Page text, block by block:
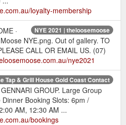
loyalty-membership
NYE 2021 | theloosemoose
·
NYE.png. Out of gallery. TO
CALL OR EMAIL US. (07)
nye2021
Tap & Grill House Gold Coast Contact
GROUP. Large Group
Booking Slots: 6pm /
AM, 12:30 AM ...
bookings